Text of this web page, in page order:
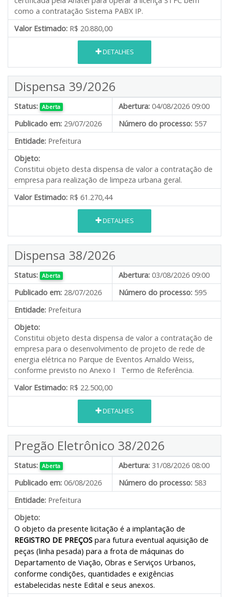
como a contratação Sistema PABX IP.
Valor Estimado: R$ 20.880,00
DETALHES
Dispensa 39/2026
Status: Aberta Abertura: 04/08/2026 09:00
Publicado em: 29/07/2026 Número do processo: 557
Entidade: Prefeitura
Objeto:
Constitui objeto desta dispensa de valor a contratação de
empresa para realização de limpeza urbana geral.
Valor Estimado: R$ 61.270,44
DETALHES
Dispensa 38/2026
Status: Aberta Abertura: 03/08/2026 09:00
Publicado em: 28/07/2026 Número do processo: 595
Entidade: Prefeitura
Objeto:
Constitui objeto desta dispensa de valor a contratação de
empresa para o desenvolvimento de projeto de rede de
energia elétrica no Parque de Eventos Arnaldo Weiss,
conforme previsto no Anexo I Termo de Referência.
Valor Estimado: R$ 22.500,00
DETALHES
Pregão Eletrônico 38/2026
Status: Aberta Abertura: 31/08/2026 08:00
Publicado em: 06/08/2026 Número do processo: 583
Entidade: Prefeitura
Objeto:
O objeto da presente licitação é a implantação de
REGISTRO DE PREÇOS para futura eventual aquisição de
peças (linha pesada) para a frota de máquinas do
Departamento de Viação, Obras e Serviços Urbanos,
conforme condições, quantidades e exigências
estabelecidas neste Edital e seus anexos.